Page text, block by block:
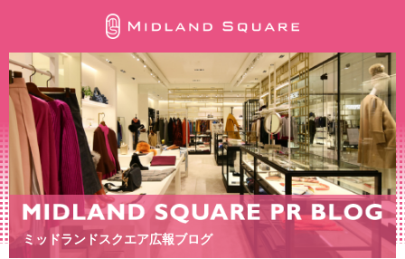
ミッドランドスクエア広報ブログ